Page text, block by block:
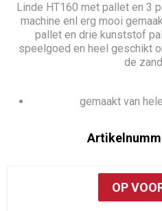
Linde HT160 met pallet en 3
machine enl erg mooi
pallet en drie kunststof
speelgoed en heel geschikt
de
gemaakt van
OP